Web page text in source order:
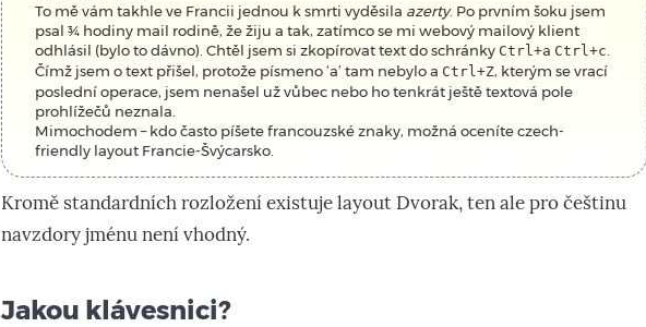
To mě vám takhle ve Francii jednou k smrti vyděsila azerty. Po prvním šoku jsem
psal ¾ hodiny mail rodině, že žiju a tak, zatímco se mi webový mailový klient
odhlásil (bylo to dávno). Chtěl jsem si zkopírovat text do schránky Ctrl+a Ctrl+c
Čímž jsem o text přišel, protože písmeno ‘a’ tam nebylo a Ctrl+Z, kterým se vrací
poslední operace, jsem nenašel už vůbec nebo ho tenkrát ještě textová pole
prohlížečů neznala.
Mimochodem – kdo často píšete francouzské znaky, možná oceníte czech-
friendly layout Francie-Švýcarsko.
Kromě standardních rozložení existuje layout Dvorak, ten ale pro češtinu
navzdory jménu není vhodný.
Jakou klávesnici?